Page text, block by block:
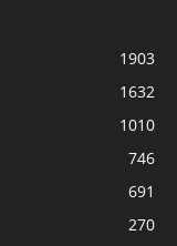
1903
1632
1010
746
691
270